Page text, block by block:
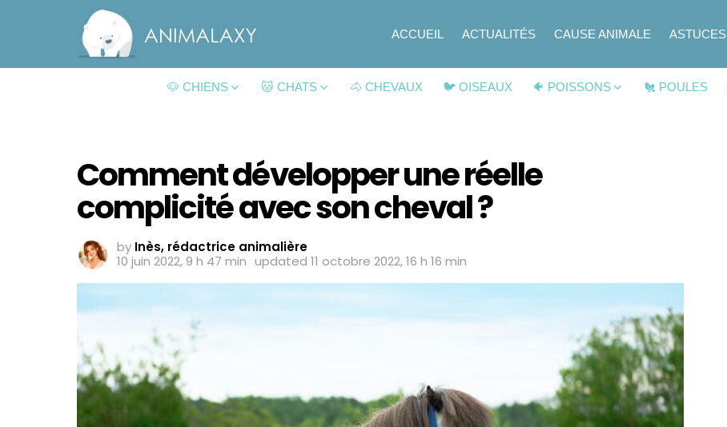
ACCUEIL ACTUALITÉS CAUSE ANIMALE ASTUCES
🐶 CHIENS 🐱 CHATS 🐴 CHEVAUX 🐦 OISEAUX 🐠 POISSONS 🐔 POULES
Comment développer une réelle
complicité avec son cheval ?
by Inès, rédactrice animalière
10 juin 2022, 9 h 47 min updated 11 octobre 2022, 16 h 16 min